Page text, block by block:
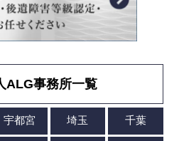
ALG事務所一覧